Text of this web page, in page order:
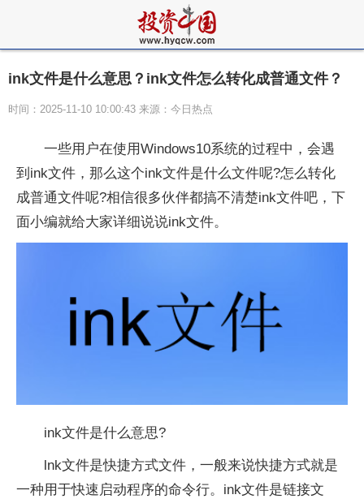
ink文件是什么意思？ink文件怎么转化成普通文件？
时间：2025-11-10 10:00:43 来源：今日热点
一些用户在使用Windows10系统的过程中，会遇
到ink文件，那么这个ink文件是什么文件呢?怎么转化
成普通文件呢?相信很多伙伴都搞不清楚ink文件吧，下
面小编就给大家详细说说ink文件。
ink文件是什么意思?
lnk文件是快捷方式文件，一般来说快捷方式就是
一种用于快速启动程序的命令行。ink文件是链接文